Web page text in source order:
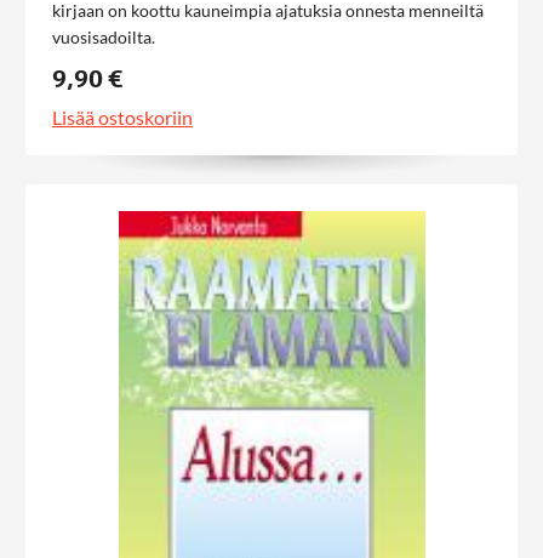
kirjaan on koottu kauneimpia ajatuksia onnesta menneiltä
vuosisadoilta.
9,90 €
Lisää ostoskoriin